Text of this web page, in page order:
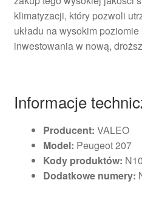
klimatyzacji, który pozwoli
układu na wysokim
inwestowania w nową,
Informacje
Producent: VALEO
Model: Peugeot 207
Kody produktów:
Dodatkowe numery: